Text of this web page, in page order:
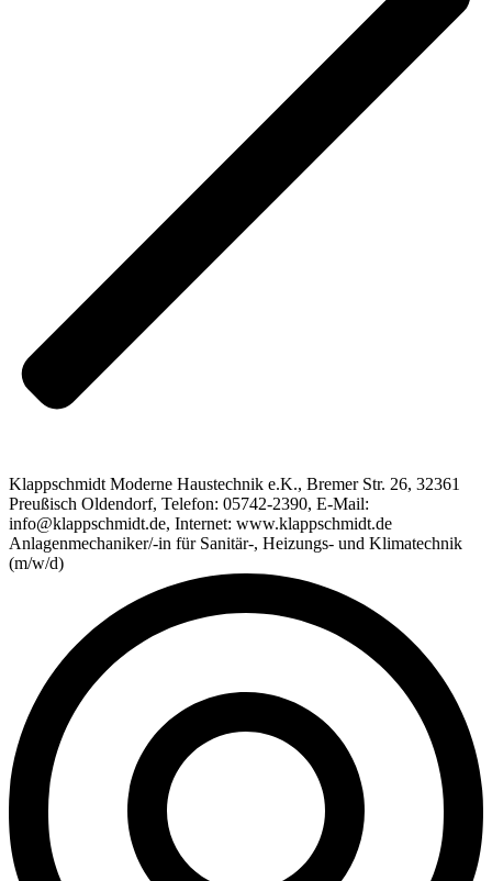
Klappschmidt Moderne Haustechnik e.K., Bremer Str. 26, 32361
Preußisch Oldendorf, Telefon: 05742-2390, E-Mail:
info@klappschmidt.de, Internet: www.klappschmidt.de
Anlagenmechaniker/-in für Sanitär-, Heizungs- und Klimatechnik
(m/w/d)